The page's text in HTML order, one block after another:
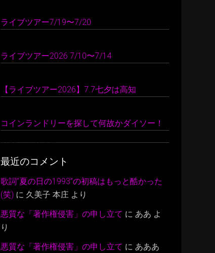
ライブツアー7/19〜7/20
ライブツアー2026 7/10〜7/14
【ライブツアー2026】7.7七夕は高知
コインランドリーを探して何故かダイソー！
2026 年 7 月 9 日
最近のコメント
歌詞”夏の日の1993”の初稿はもっと酷かった
(笑) に 久美子 本庄 より
悪質な「著作権侵害」の申し立て に ああ よ
り
悪質な「著作権侵害」の申し立て に あああ